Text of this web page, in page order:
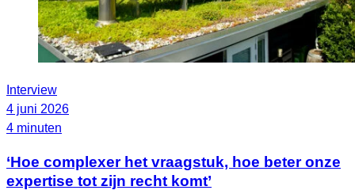
Interview
4 juni 2026
4 minuten
‘Hoe complexer het vraagstuk, hoe beter onze
expertise tot zijn recht komt’